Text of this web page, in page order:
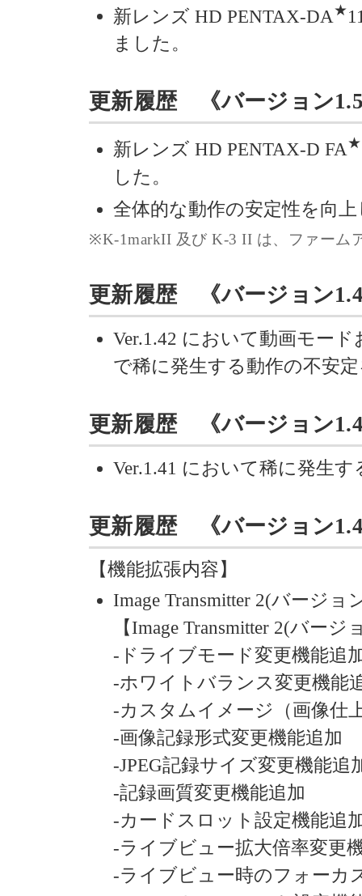
新レンズ HD PENTAX-DA★
ました。
更新履歴 《バージョン
新レンズ HD PENTAX-D FA★
した。
全体的な動作の安定性を向
※K-1markII 及び K-3 II は、ファーム
更新履歴 《バージョン
Ver.1.42 において動画モー
で稀に発生する動作の不安
更新履歴 《バージョン
Ver.1.41 において稀に発生
更新履歴 《バージョン
【機能拡張内容】
Image Transmitter 2(バージ
【Image Transmitter 2(バー
-ドライブモード変更機能追
-ホワイトバランス変更機能
-カスタムイメージ（画像仕
-画像記録形式変更機能追加
-JPEG記録サイズ変更機能追
-記録画質変更機能追加
-カードスロット設定機能追
-ライブビュー拡大倍率変更
-ライブビュー時のフォーカ